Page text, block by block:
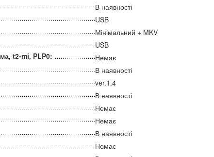
В наявності
USB
Мінімальний + MKV
USB
t2-mi, PLP0:
Немає
В наявності
ver.1.4
В наявності
Немає
Немає
В наявності
Немає